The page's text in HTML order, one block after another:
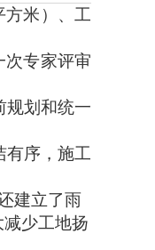
方米）、工
次专家评审
规划和统一
有序，施工
建立了雨
少工地扬